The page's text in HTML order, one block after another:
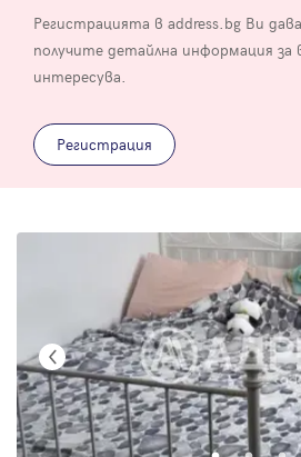
Регистрацията в address.bg Ви
получите детайлна информация
интересува.
Регистрация